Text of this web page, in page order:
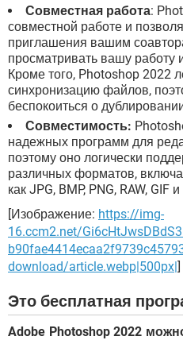
Совместная работа:
совместной работе и
приглашения вашим
просматривать вашу работу
Кроме того, Photoshop 2022
синхронизацию файлов,
беспокоиться о
Совместимость:
надежных программ для
поэтому оно логически
различных форматов,
как JPG, BMP, PNG, RAW, GIF и
[Изображение: https://img-
16.ccm2.net/
download/article.webp|500px| ]
Это бесплатная
Adobe Photoshop 2022